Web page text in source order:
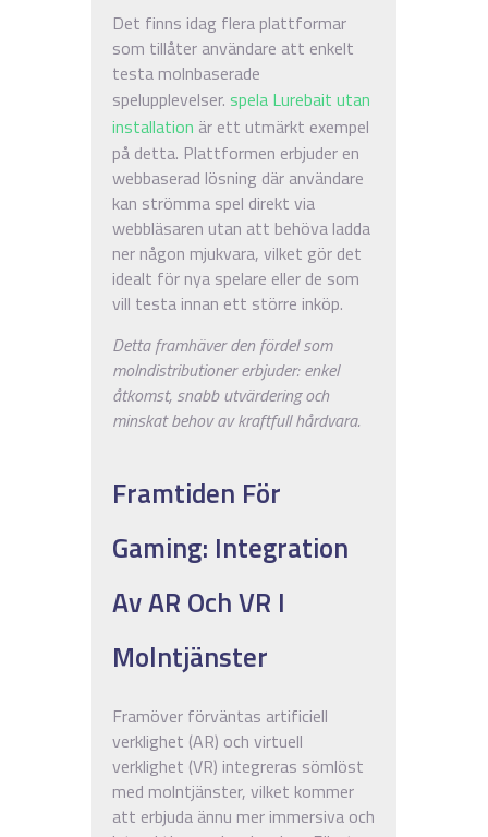
Det finns idag flera plattformar
som tillåter användare att enkelt
testa molnbaserade
spelupplevelser. spela Lurebait utan
installation är ett utmärkt exempel
på detta. Plattformen erbjuder en
webbaserad lösning där användare
kan strömma spel direkt via
webbläsaren utan att behöva ladda
ner någon mjukvara, vilket gör det
idealt för nya spelare eller de som
vill testa innan ett större inköp.
Detta framhäver den fördel som
molndistributioner erbjuder: enkel
åtkomst, snabb utvärdering och
minskat behov av kraftfull hårdvara.
Framtiden För
Gaming: Integration
Av AR Och VR I
Molntjänster
Framöver förväntas artificiell
verklighet (AR) och virtuell
verklighet (VR) integreras sömlöst
med molntjänster, vilket kommer
att erbjuda ännu mer immersiva och